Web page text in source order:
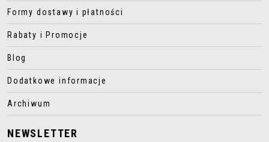
Formy dostawy i płatności
Rabaty i Promocje
Blog
Dodatkowe informacje
Archiwum
NEWSLETTER